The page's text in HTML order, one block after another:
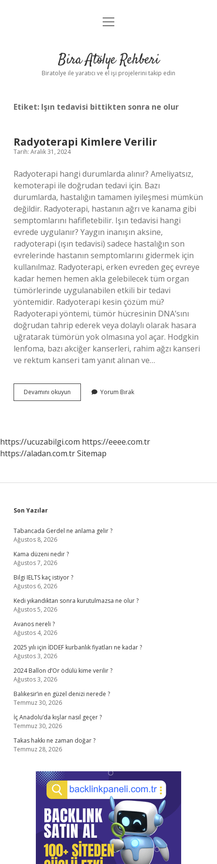
Anasayfa
Yasal Uyarı
menüyü
Bira Atölye Rehberi
Biratolye ile yaratıcı ve el işi projelerini takip edin
Etiket: Işın tedavisi bittikten sonra ne olur
Radyoterapi Kimlere Verilir
Tarih: Aralık 31, 2024
Radyoterapi hangi durumlarda alınır? Ameliyatsız,
kemoterapi ile doğrudan tedavi için. Bazı
durumlarda, hastalığın tamamen iyileşmesi mümkün
değildir. Radyoterapi, hastanın ağrı ve kanama gibi
semptomlarını hafifletebilir. Işın tedavisi hangi
evrede uygulanır? Yaygın inanışın aksine,
radyoterapi (ışın tedavisi) sadece hastalığın son
evrelerinde hastanın semptomlarını gidermek için
kullanılmaz. Radyoterapi, erken evreden geç evreye
kadar hemen hemen akla gelebilecek tüm organ
tümörlerinde uygulanabilen etkili bir tedavi
yöntemidir. Radyoterapi kesin çözüm mü?
Radyoterapi yöntemi, tümör hücresinin DNA’sını
doğrudan tahrip ederek veya dolaylı olarak hasara
uğratarak tümörün yok olmasına yol açar. Hodgkin
lenfoma, bazı akciğer kanserleri, rahim ağzı kanseri
ve rektum kanseri tam yanıt alınan ve…
Devamını okuyun Radyoterapi
Kimlere
Yorum Bırak
https://ucuzabilgi.com https://eeee.com.tr
https://aladan.com.trSitemap
Sidebar
Son Yazılar
Tabancada Gerdel ne anlama gelir ?
Ağustos 8, 2026
Kama düzeni nedir ?
Ağustos 7, 2026
Bilgi IELTS kaç istiyor ?
Ağustos 6, 2026
Kedi yıkandıktan sonra kurutulmazsa ne olur ?
Ağustos 5, 2026
Avanos nereli ?
Ağustos 4, 2026
2025 yılı için İDDEF kurbanlık fiyatları ne kadar ?
Ağustos 3, 2026
2024 Ballon d’Or ödülü kime verilir ?
Ağustos 3, 2026
Balıkesir’in en güzel denizi nerede ?
Temmuz 30, 2026
İç Anadolu’da kışlar nasıl geçer ?
Temmuz 30, 2026
Takas hakkı ne zaman doğar ?
Temmuz 28, 2026